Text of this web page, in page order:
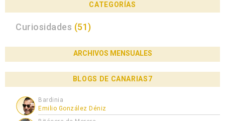
CATEGORÍAS
Curiosidades (51)
ARCHIVOS MENSUALES
BLOGS DE CANARIAS7
Bardinia
Emilio González Déniz